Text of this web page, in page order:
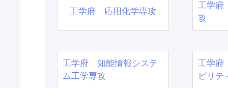
工学府 応用化学専攻
工学府
攻
工学府 知能情報システ
ム工学専攻
工学府
ビリテ